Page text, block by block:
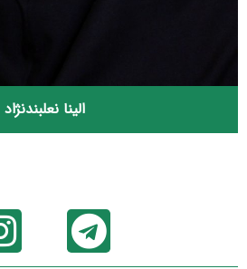
الینا نعلبندنژاد